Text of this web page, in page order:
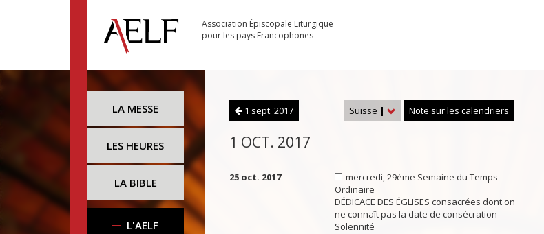
Association Épiscopale Liturgique
pour les pays Francophones
LA MESSE
LES HEURES
LA BIBLE
L'AELF
1 sept. 2017 Suisse | Note sur les calendriers
1 OCT. 2017
25 oct. 2017
mercredi, 29ème Semaine du Temps
Ordinaire
DÉDICACE DES ÉGLISES consacrées dont on
ne connaît pas la date de consécration
Solennité